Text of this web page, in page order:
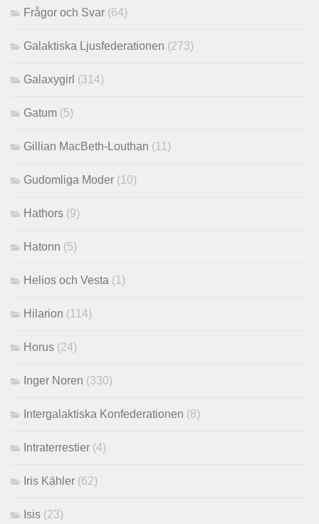
Frågor och Svar (64)
Galaktiska Ljusfederationen (273)
Galaxygirl (314)
Gatum (5)
Gillian MacBeth-Louthan (11)
Gudomliga Moder (10)
Hathors (9)
Hatonn (5)
Helios och Vesta (1)
Hilarion (114)
Horus (24)
Inger Noren (330)
Intergalaktiska Konfederationen (8)
Intraterrestier (4)
Iris Kähler (62)
Isis (23)